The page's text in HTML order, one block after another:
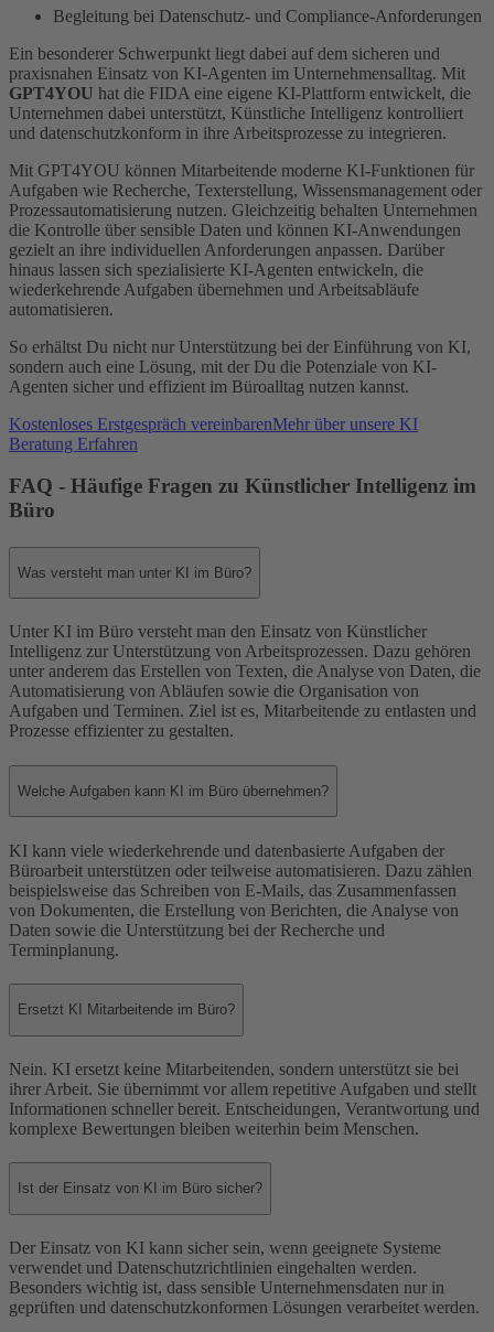
Begleitung bei Datenschutz- und Compliance-Anforderungen
Ein besonderer Schwerpunkt liegt dabei auf dem sicheren und
praxisnahen Einsatz von KI-Agenten im Unternehmensalltag. Mit
GPT4YOU hat die FIDA eine eigene KI-Plattform entwickelt, die
Unternehmen dabei unterstützt, Künstliche Intelligenz kontrolliert
und datenschutzkonform in ihre Arbeitsprozesse zu integrieren.
Mit GPT4YOU können Mitarbeitende moderne KI-Funktionen für
Aufgaben wie Recherche, Texterstellung, Wissensmanagement oder
Prozessautomatisierung nutzen. Gleichzeitig behalten Unternehmen
die Kontrolle über sensible Daten und können KI-Anwendungen
gezielt an ihre individuellen Anforderungen anpassen. Darüber
hinaus lassen sich spezialisierte KI-Agenten entwickeln, die
wiederkehrende Aufgaben übernehmen und Arbeitsabläufe
automatisieren.
So erhältst Du nicht nur Unterstützung bei der Einführung von KI,
sondern auch eine Lösung, mit der Du die Potenziale von KI-
Agenten sicher und effizient im Büroalltag nutzen kannst.
Kostenloses Erstgespräch vereinbarenMehr über unsere KI
Beratung Erfahren
FAQ - Häufige Fragen zu Künstlicher Intelligenz im
Büro
Was versteht man unter KI im Büro?
Unter KI im Büro versteht man den Einsatz von Künstlicher
Intelligenz zur Unterstützung von Arbeitsprozessen. Dazu gehören
unter anderem das Erstellen von Texten, die Analyse von Daten, die
Automatisierung von Abläufen sowie die Organisation von
Aufgaben und Terminen. Ziel ist es, Mitarbeitende zu entlasten und
Prozesse effizienter zu gestalten.
Welche Aufgaben kann KI im Büro übernehmen?
KI kann viele wiederkehrende und datenbasierte Aufgaben der
Büroarbeit unterstützen oder teilweise automatisieren. Dazu zählen
beispielsweise das Schreiben von E-Mails, das Zusammenfassen
von Dokumenten, die Erstellung von Berichten, die Analyse von
Daten sowie die Unterstützung bei der Recherche und
Terminplanung.
Ersetzt KI Mitarbeitende im Büro?
Nein. KI ersetzt keine Mitarbeitenden, sondern unterstützt sie bei
ihrer Arbeit. Sie übernimmt vor allem repetitive Aufgaben und stellt
Informationen schneller bereit. Entscheidungen, Verantwortung und
komplexe Bewertungen bleiben weiterhin beim Menschen.
Ist der Einsatz von KI im Büro sicher?
Der Einsatz von KI kann sicher sein, wenn geeignete Systeme
verwendet und Datenschutzrichtlinien eingehalten werden.
Besonders wichtig ist, dass sensible Unternehmensdaten nur in
geprüften und datenschutzkonformen Lösungen verarbeitet werden.